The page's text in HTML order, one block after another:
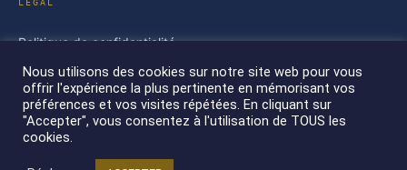
Nous utilisons des cookies sur notre site web pour vous
offrir l'expérience la plus pertinente en mémorisant vos
préférences et vos visites répétées. En cliquant sur
"Accepter", vous consentez à l'utilisation de TOUS les
cookies.
LÉGAL
Politique de confidentialité
Conditions générales